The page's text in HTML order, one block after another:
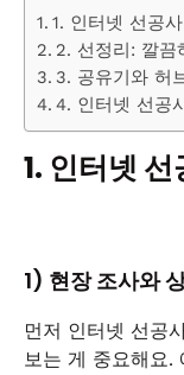
1. 인터넷 선공
2. 선정리: 깔끔
3. 공유기와 허
4. 인터넷 선공
1. 인터넷
1) 현장 조사와
먼저 인터넷 선공
보는 게 중요해요.